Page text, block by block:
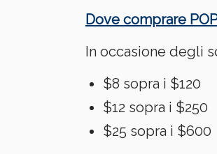
Dove comprare
In occasione degli
$8 sopra i $120
$12 sopra i $250
$25 sopra i $600